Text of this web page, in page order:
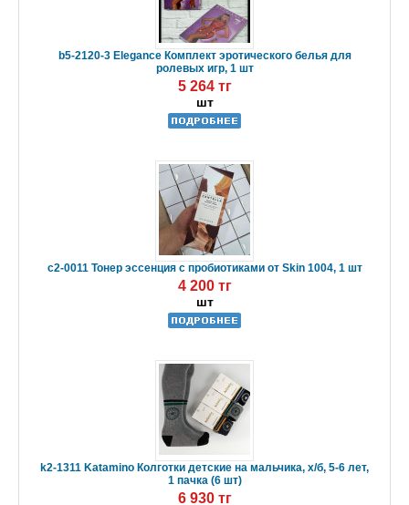
b5-2120-3 Elegance Комплект эротического белья для
ролевых игр, 1 шт
5 264 тг
шт
c2-0011 Тонер эссенция с пробиотиками от Skin 1004, 1 шт
4 200 тг
шт
k2-1311 Katamino Колготки детские на мальчика, х/б, 5-6 лет,
1 пачка (6 шт)
6 930 тг